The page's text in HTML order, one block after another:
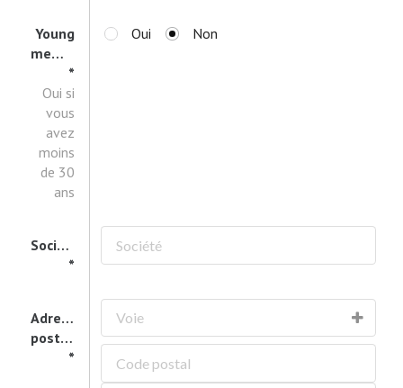
Young
member
Oui si
vous
avez
moins
de 30
ans
Oui Non
Société
Adresse
postale